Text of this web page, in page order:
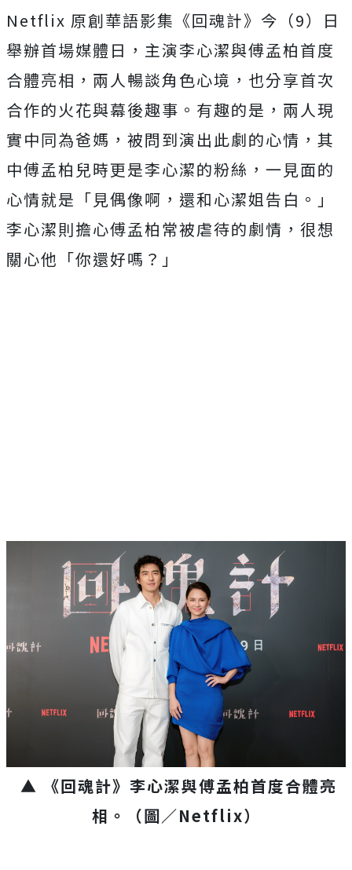
Netflix 原創華語影集《回魂計》今（9）日
舉辦首場媒體日，主演李心潔與傅孟柏首度
合體亮相，兩人暢談角色心境，也分享首次
合作的火花與幕後趣事。有趣的是，兩人現
實中同為爸媽，被問到演出此劇的心情，其
中傅孟柏兒時更是李心潔的粉絲，一見面的
心情就是「見偶像啊，還和心潔姐告白。」
李心潔則擔心傅孟柏常被虐待的劇情，很想
關心他「你還好嗎？」
▲ 《回魂計》李心潔與傅孟柏首度合體亮
相。
（圖／Netflix）